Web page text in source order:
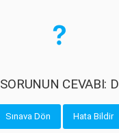
SORUNUN CEVABI: D
Sınava Dön Hata Bildir